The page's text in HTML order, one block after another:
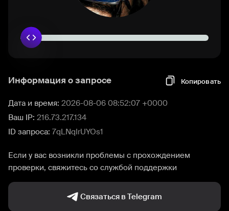
Информация о запросе Копировать
Дата и время: 2026-08-06 08:52:07 +0000
Ваш IP: 216.73.217.134
ID запроса: 7qLNqIrUYOs1
Если у вас возникли проблемы с прохождением
проверки, свяжитесь со службой поддержки
Связаться в Telegram